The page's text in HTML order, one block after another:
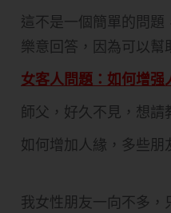
這不是一個簡單的問
樂意回答，因為可以幫
女客人問題：如何增强
師父，好久不見，想請
如何增加人緣，多些朋
我女性朋友一向不多，